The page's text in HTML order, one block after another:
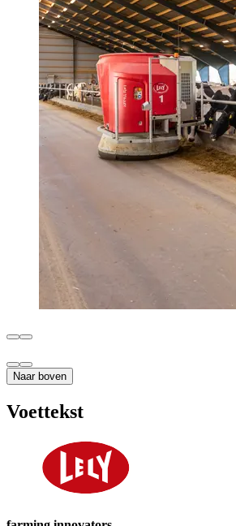
Naar boven
Voettekst